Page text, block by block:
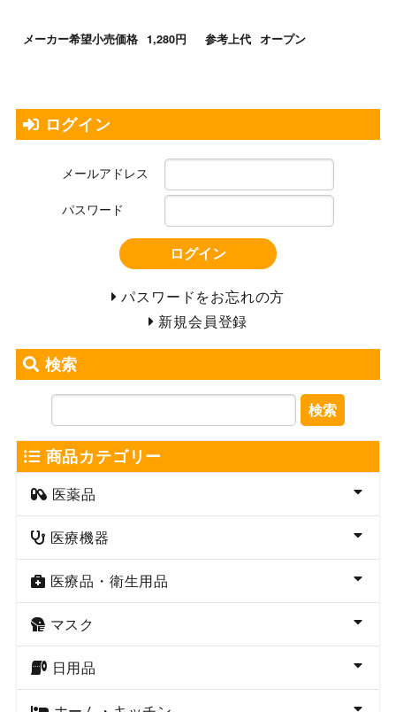
メーカー希望小売価格 1,280円 参考上代 オープン
ログイン
メールアドレス
パスワード
ログイン
パスワードをお忘れの方
新規会員登録
検索
検索
商品カテゴリー
医薬品
医療機器
医療品・衛生用品
マスク
日用品